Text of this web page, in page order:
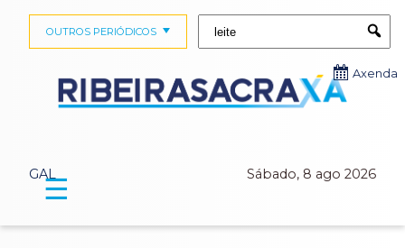
GAL Sábado, 8 ago 2026
OUTROS PERIÓDICOS
Axenda
☰